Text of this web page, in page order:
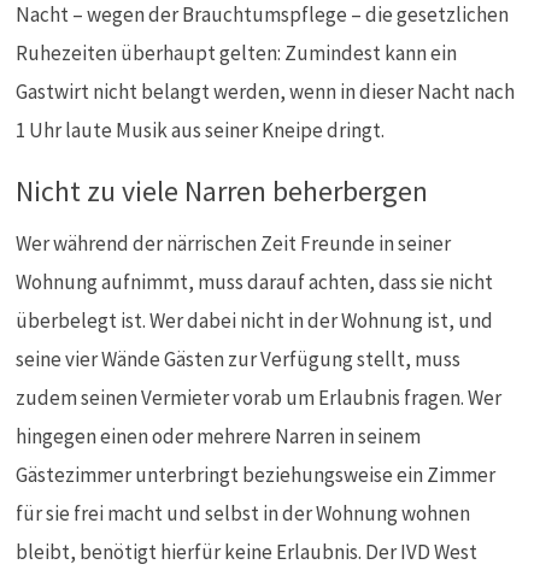
Nacht – wegen der Brauchtumspflege – die gesetzlichen
Ruhezeiten überhaupt gelten: Zumindest kann ein
Gastwirt nicht belangt werden, wenn in dieser Nacht nach
1 Uhr laute Musik aus seiner Kneipe dringt.
Nicht zu viele Narren beherbergen
Wer während der närrischen Zeit Freunde in seiner
Wohnung aufnimmt, muss darauf achten, dass sie nicht
überbelegt ist. Wer dabei nicht in der Wohnung ist, und
seine vier Wände Gästen zur Verfügung stellt, muss
zudem seinen Vermieter vorab um Erlaubnis fragen. Wer
hingegen einen oder mehrere Narren in seinem
Gästezimmer unterbringt beziehungsweise ein Zimmer
für sie frei macht und selbst in der Wohnung wohnen
bleibt, benötigt hierfür keine Erlaubnis. Der IVD West